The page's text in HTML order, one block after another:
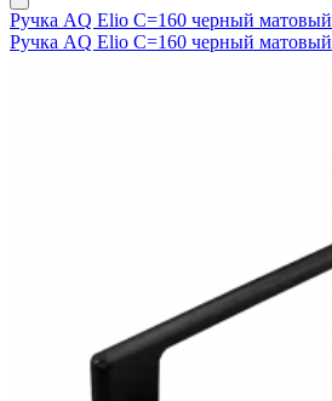
Ручка AQ Elio С=160 черный матовый
Ручка AQ Elio С=160 черный матовый